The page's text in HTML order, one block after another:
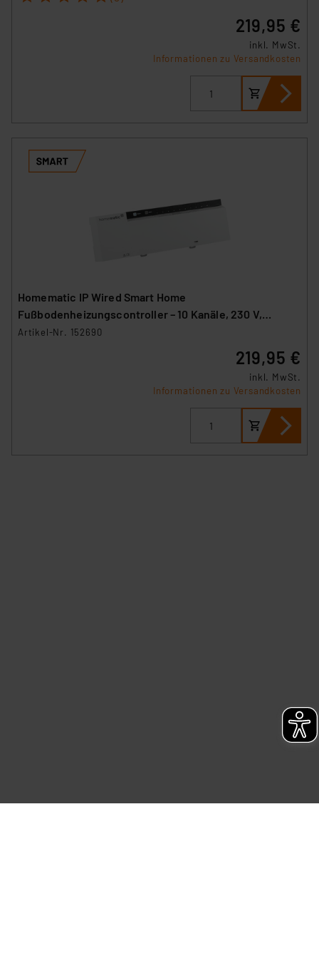
Datenschutz nach EU-Standards eingestuft wird. So
besteht etwa das Risiko, dass US-Behörden
hiergegen Klagemöglichkeiten für Europäer bestehen.
Unsere Kooperation mit diesen Dienstleistern stützt
Beurteilung der mit der Datenübermittlung,
insbesondere der Art der übermittelten Daten,
Datenschutzerklärung
219,95 €
inkl. MwSt.
Informationen zu Versandkosten
Homematic IP Wired Smart Home
Fußbodenheizungscontroller – 10 Kanäle, 230 V,
HmIPW-FAL230-C10
Artikel-Nr. 152690
219,95 €
inkl. MwSt.
Informationen zu Versandkosten